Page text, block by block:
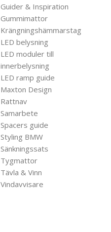
Guider & Inspiration
Gummimattor
Krängningshämmarstag
LED belysning
LED moduler till
innerbelysning
LED ramp guide
Maxton Design
Rattnav
Samarbete
Spacers guide
Styling BMW
Sänkningssats
Tygmattor
Tävla & Vinn
Vindavvisare